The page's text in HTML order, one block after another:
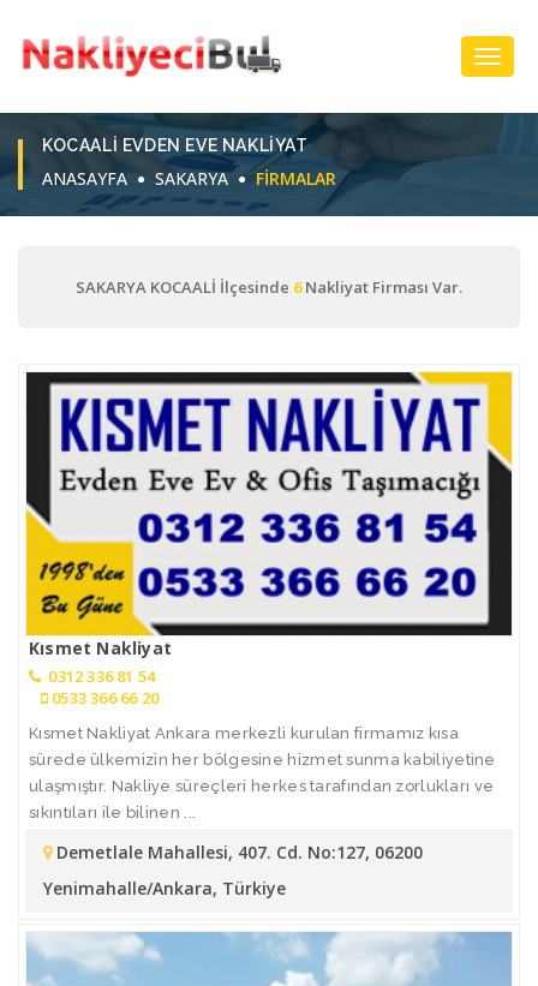
KOCAALI EVDEN EVE NAKLIYAT
ANASAYFA SAKARYA FIRMALAR
SAKARYA KOCAALİ İlçesinde 6Nakliyat Firması Var.
Kısmet Nakliyat
0312 336 81 54
0533 366 66 20
Kısmet Nakliyat Ankara merkezli kurulan firmamız kısa
sürede ülkemizin her bölgesine hizmet sunma kabiliyetine
ulaşmıştır. Nakliye süreçleri herkes tarafından zorlukları ve
sıkıntıları ile bilinen ...
Demetlale Mahallesi, 407. Cd. No:127, 06200
Yenimahalle/Ankara, Türkiye